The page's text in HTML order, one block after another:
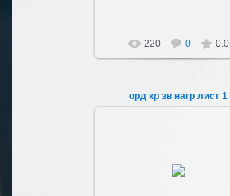
220 0 0.0
орд кр зв нагр лист 1